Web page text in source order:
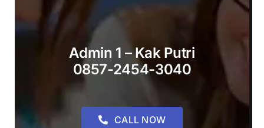
Admin 1 – Kak Putri
0857-2454-3040
CALL NOW